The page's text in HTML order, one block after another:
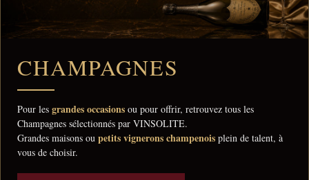
CHAMPAGNES
Pour les grandes occasions ou pour offrir, retrouvez tous les
Champagnes sélectionnés par VINSOLITE.
Grandes maisons ou petits vignerons champenois plein de talent, à
vous de choisir.